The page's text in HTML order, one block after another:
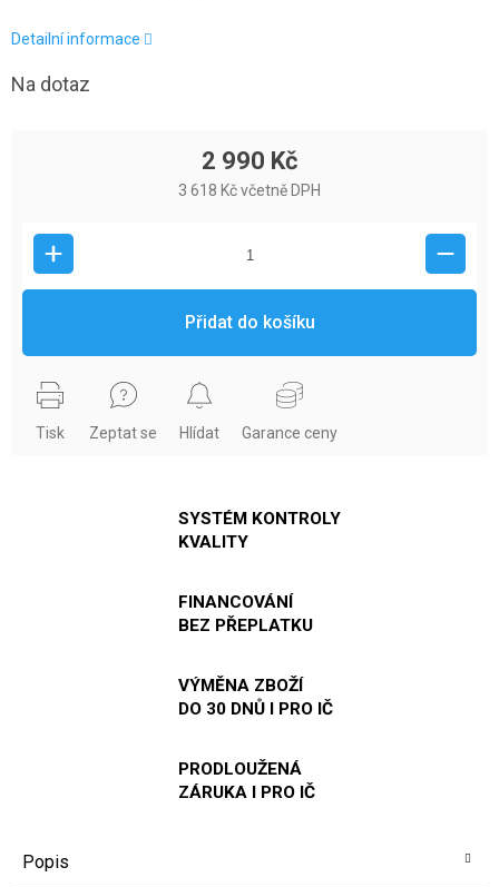
Detailní informace
Na dotaz
2 990 Kč
3 618 Kč včetně DPH
Přidat do košíku
Tisk Zeptat se Hlídat Garance ceny
SYSTÉM KONTROLY
KVALITY
FINANCOVÁNÍ
BEZ PŘEPLATKU
VÝMĚNA ZBOŽÍ
DO 30 DNŮ I PRO IČ
PRODLOUŽENÁ
ZÁRUKA I PRO IČ
Popis